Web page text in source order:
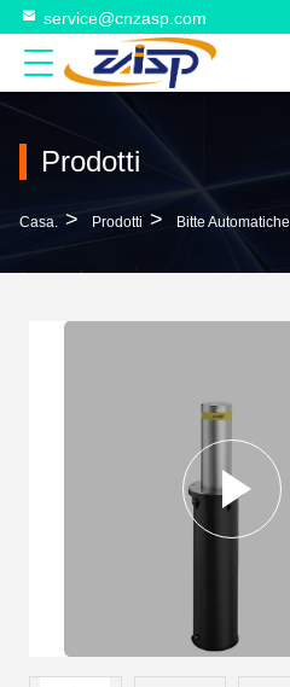
service@cnzasp.com
Prodotti
Casa. > Prodotti > Bitte Automatiche